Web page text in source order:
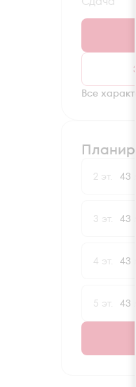
Все
2 эт. 43 м
3 эт. 43 м
4 эт. 43 м
5 эт. 43 м